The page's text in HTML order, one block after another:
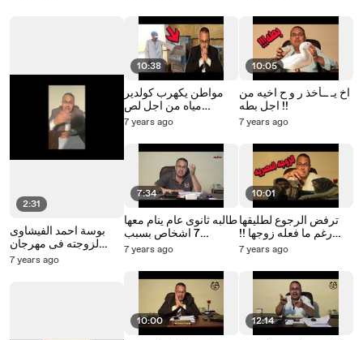
2:31
بوسة احمد الفيشاوى
لزوجته فى مهرجان
الجونه السينمائى بث
7 years ago
10:38
مواطن يكهرب كولدير
مياه من اجل لص
الكوبايات والمفاجاه كانت
7 years ago
7:34
طالبه ثانوى عام ينام معها
7 اشخاص بسبب
المسؤله الاجتماعيه
7 years ago
10:00
10:05
اخ يـ ــأخذ ر و ح اخيه من
اجل بطه !!
7 years ago
10:01
ترفض الرجوع لطليقها
رغم ما فعله زوجها !!
شاهد الان مع حنفى
7 years ago
12:14